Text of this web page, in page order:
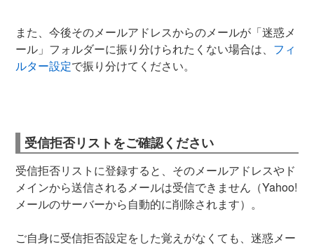
また、今後そのメールアドレスからのメールが「迷惑メ
ール」フォルダーに振り分けられたくない場合は、 フィ
ルター設定で振り分けてください。
受信拒否リストをご確認ください
受信拒否リストに登録すると、そのメールアドレスやド
メインから送信されるメールは受信できません（Yahoo!
メールのサーバーから自動的に削除されます）。
ご自身に受信拒否設定をした覚えがなくても、迷惑メー